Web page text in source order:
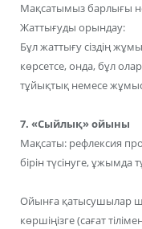
Мақсатымыз барлығы
Жаттығуды орындау:
Бұл жаттығу сіздің
көрсетсе, онда, бұл
тұйықтық немесе жұмыс
7. «Сыйлық» ойыны
Мақсаты: рефлексия
бірін түсінуге,
Ойынға қатысушылар
көршіңізге (сағат